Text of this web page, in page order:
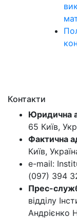
Контакти
Юридична
65 Київ,
Фактична
Київ,
e-mail:
(097) 394
Прес-
відділу
Андрієнко